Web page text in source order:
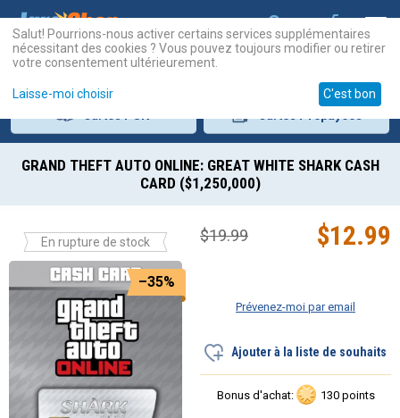
GRAND THEFT AUTO ONLINE: GREAT WHITE SHARK CASH
CARD ($1,250,000)
En rupture de stock
–35%
$12.99
$19.99
Prévenez-moi par email
Ajouter à la liste de souhaits
Bonus d'achat: 130 points
Salut! Pourrions-nous activer certains services supplémentaires
nécessitant des cookies ? Vous pouvez toujours modifier ou retirer
votre consentement ultérieurement.
Laisse-moi choisir C'est bon